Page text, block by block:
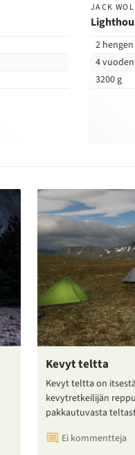
JACK
2 hengen
4
3200 g
Kevyt teltta
Kevyt teltta on
kevytretkeilijän
pakkautuvasta
Ei kommentteja